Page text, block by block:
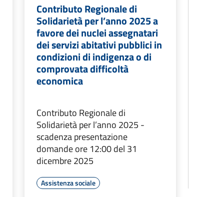
Contributo Regionale di
Solidarietà per l’anno 2025 a
favore dei nuclei assegnatari
dei servizi abitativi pubblici in
condizioni di indigenza o di
comprovata difficoltà
economica
Contributo Regionale di
Solidarietà per l’anno 2025 -
scadenza presentazione
domande ore 12:00 del 31
dicembre 2025
Assistenza sociale